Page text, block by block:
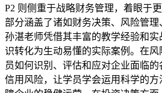
P2 则侧重于战略财务管理，着眼于
部分涵盖了诸如财务决策、风险管理
孙湛老师凭借其丰富的教学经验和
识转化为生动易懂的实际案例。在
员如何识别、评估和应对企业面临
信用风险，让学员学会运用科学的